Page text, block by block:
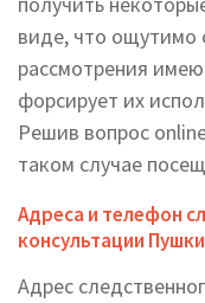
виде, что ощутимо
рассмотрения
форсирует их
Решив вопрос
таком случае
Адреса и телефон
консультации
Адрес